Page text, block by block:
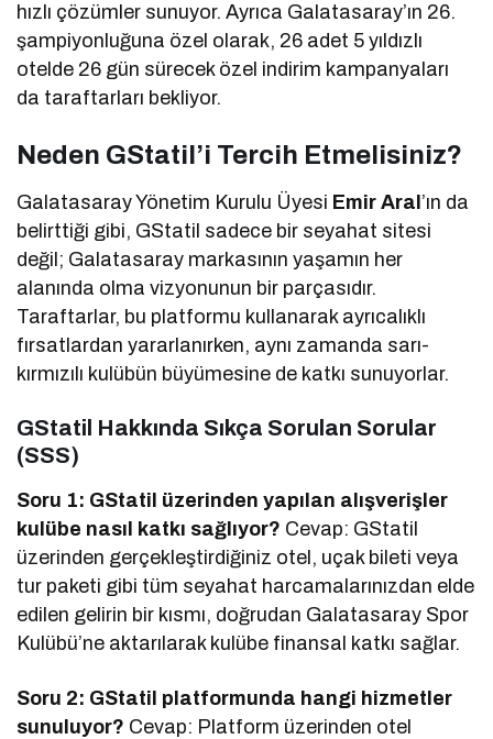
hızlı çözümler sunuyor. Ayrıca Galatasaray’ın 26.
şampiyonluğuna özel olarak, 26 adet 5 yıldızlı
otelde 26 gün sürecek özel indirim kampanyaları
da taraftarları bekliyor.
Neden GStatil’i Tercih Etmelisiniz?
Galatasaray Yönetim Kurulu Üyesi Emir Aral’ın da
belirttiği gibi, GStatil sadece bir seyahat sitesi
değil; Galatasaray markasının yaşamın her
alanında olma vizyonunun bir parçasıdır.
Taraftarlar, bu platformu kullanarak ayrıcalıklı
fırsatlardan yararlanırken, aynı zamanda sarı-
kırmızılı kulübün büyümesine de katkı sunuyorlar.
GStatil Hakkında Sıkça Sorulan Sorular
(SSS)
Soru 1: GStatil üzerinden yapılan alışverişler
kulübe nasıl katkı sağlıyor? Cevap: GStatil
üzerinden gerçekleştirdiğiniz otel, uçak bileti veya
tur paketi gibi tüm seyahat harcamalarınızdan elde
edilen gelirin bir kısmı, doğrudan Galatasaray Spor
Kulübü’ne aktarılarak kulübe finansal katkı sağlar.
Soru 2: GStatil platformunda hangi hizmetler
sunuluyor? Cevap: Platform üzerinden otel